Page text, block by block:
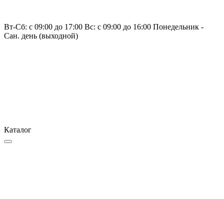
Вт-Сб: с 09:00 до 17:00 Вс: с 09:00 до 16:00 Понедельник -
Сан. день (выходной)
Каталог